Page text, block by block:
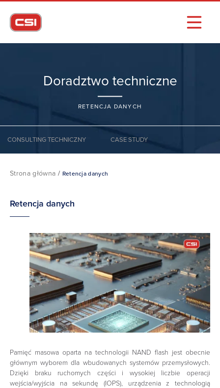
Doradztwo techniczne
RETENCJA DANYCH
CONSULTING TECHNICZNY CASE STUDY
Strona główna / Retencja danych
Retencja danych
Pamięć masowa oparta na technologii NAND flash jest obecnie
głównym wyborem dla wbudowanych systemów przemysłowych.
Dzięki braku ruchomych części i wysokiej liczbie operacji
wejścia/wyjścia na sekundę (IOPS), urządzenia z technologią